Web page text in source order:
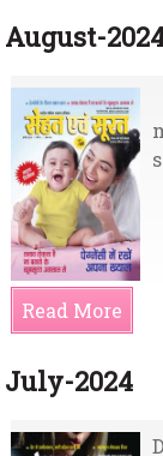
August-
Read More
July-2024